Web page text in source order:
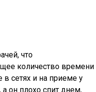
что
количество времени
сетях и на приеме у
он плохо спит днем,